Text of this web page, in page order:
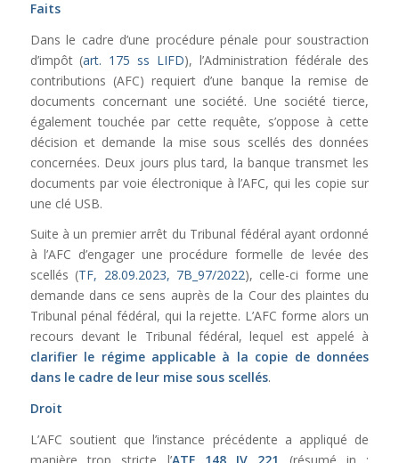
Faits
Dans le cadre d’une procédure pénale pour soustraction
d’impôt (art. 175 ss LIFD), l’Administration fédérale des
contributions (AFC) requiert d’une banque la remise de
documents concernant une société. Une société tierce,
également touchée par cette requête, s’oppose à cette
décision et demande la mise sous scellés des données
concernées. Deux jours plus tard, la banque transmet les
documents par voie électronique à l’AFC, qui les copie sur
une clé USB.
Suite à un premier arrêt du Tribunal fédéral ayant ordonné
à l’AFC d’engager une procédure formelle de levée des
scellés (TF, 28.09.2023, 7B_97/2022), celle-ci forme une
demande dans ce sens auprès de la Cour des plaintes du
Tribunal pénal fédéral, qui la rejette. L’AFC forme alors un
recours devant le Tribunal fédéral, lequel est appelé à
clarifier le régime applicable à la copie de données
dans le cadre de leur mise sous scellés.
Droit
L’AFC soutient que l’instance précédente a appliqué de